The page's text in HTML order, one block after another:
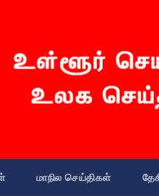
மாநில செய்திகள்